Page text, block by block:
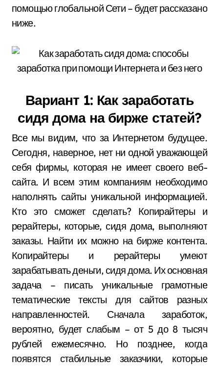
помощью глобальной Сети – будет рассказано
ниже.
Вариант 1: Как заработать
сидя дома на бирже статей?
Все мы видим, что за Интернетом будущее.
Сегодня, наверное, нет ни одной уважающей
себя фирмы, которая не имеет своего веб-
сайта. И всем этим компаниям необходимо
наполнять сайты уникальной информацией.
Кто это сможет сделать? Копирайтеры и
рерайтеры, которые, сидя дома, выполняют
заказы. Найти их можно на бирже контента.
Копирайтеры и рерайтеры умеют
зарабатывать деньги, сидя дома. Их основная
задача – писать уникальные грамотные
тематические тексты для сайтов разных
направленностей. Сначала заработок,
вероятно, будет слабым – от 5 до 8 тысяч
рублей ежемесячно. Но позднее, когда
появятся стабильные заказчики, которые